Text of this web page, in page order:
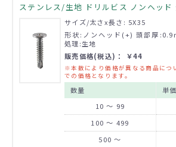
ステンレス/生地 ドリルビス ノンヘッド
サイズ/太さx長さ: 5X35
形状:ノンヘッド(+) 頭部厚
処理:生地
販売価格(税込)： ￥44
※本数により価格が異なる商品につ
での価格となります。
数量
単
10 ～ 99
100 ～ 499
500 ～